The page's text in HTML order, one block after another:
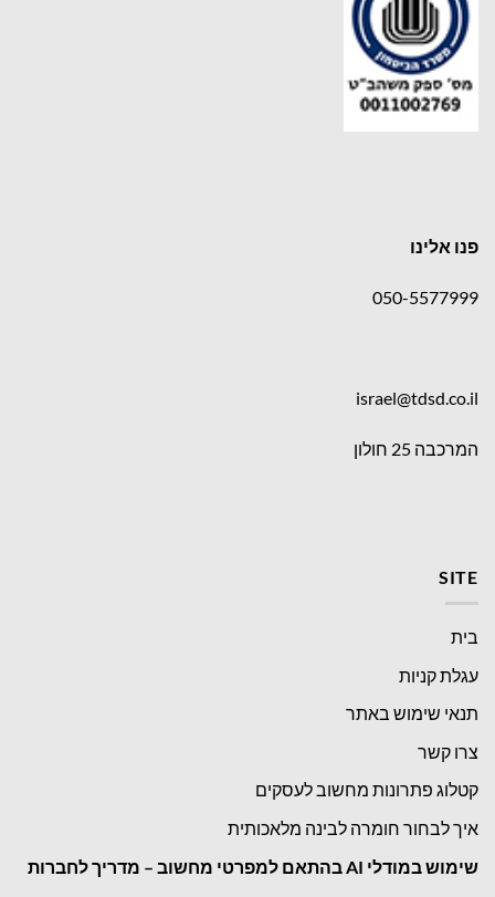
פנו אלינו
050-5577999
israel@tdsd.co.il
המרכבה 25 חולון
SITE
בית
עגלת קניות
תנאי שימוש באתר
צרו קשר
קטלוג פתרונות מחשוב לעסקים
איך לבחור חומרה לבינה מלאכותית
שימוש במודלי